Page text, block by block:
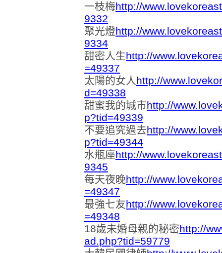
一枝梅http://
9332
聚光燈http://
9334
甜密人生http://
=49337
太陽的女人http://
d=49338
甜蜜我的城市http://
p?tid=49339
不要追究過去http://
p?tid=49344
水瓶座http://
9345
每天夜晚http://
=49347
最強七友http://
=49348
18歲未婚母親的秘密http://
ad.php?tid=59779